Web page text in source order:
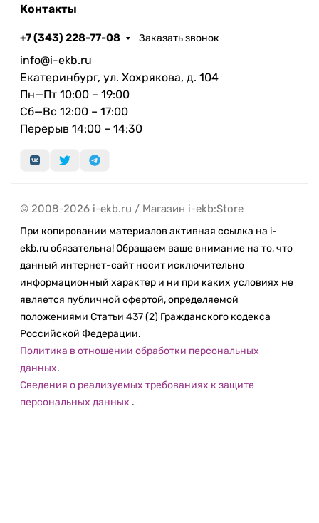
Контакты
+7 (343) 228-77-08 Заказать звонок
info@i-ekb.ru
Екатеринбург, ул. Хохрякова, д. 104
Пн—Пт 10:00 – 19:00
Сб—Вс 12:00 – 17:00
Перерыв 14:00 – 14:30
© 2008-2026 i-ekb.ru / Магазин i-ekb:Store
При копировании материалов активная ссылка на i-
ekb.ru обязательна! Обращаем ваше внимание на то, что
данный интернет-сайт носит исключительно
информационный характер и ни при каких условиях не
является публичной офертой, определяемой
положениями Статьи 437 (2) Гражданского кодекса
Российской Федерации.
Политика в отношении обработки персональных
данных.
Сведения о реализуемых требованиях к защите
персональных данных .